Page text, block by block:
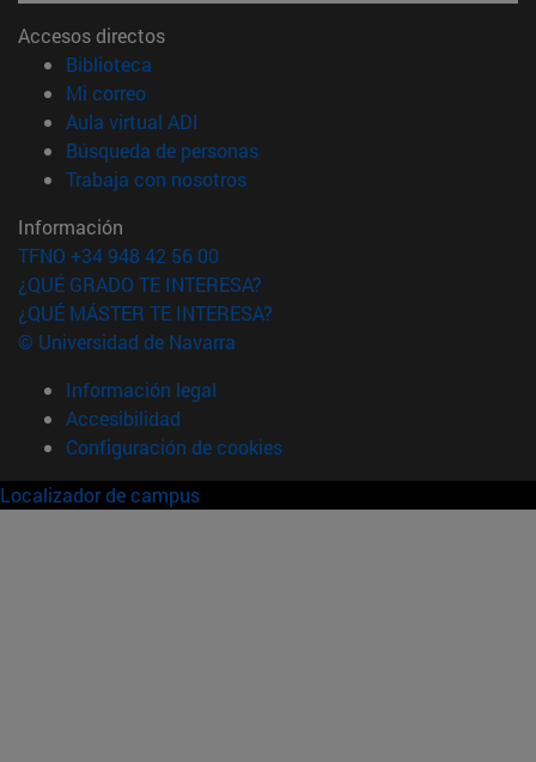
Accesos directos
Biblioteca
Mi correo(abre en nueva ventana)
Aula virtual ADI
Búsqueda de personas(abre en nueva ventana)
Trabaja con nosotros(abre en nueva ventana)
Información
TFNO +34 948 42 56 00
¿QUÉ GRADO TE INTERESA?
¿QUÉ MÁSTER TE INTERESA?
© Universidad de Navarra
Información legal
Accesibilidad
Configuración de cookies
Localizador de campus